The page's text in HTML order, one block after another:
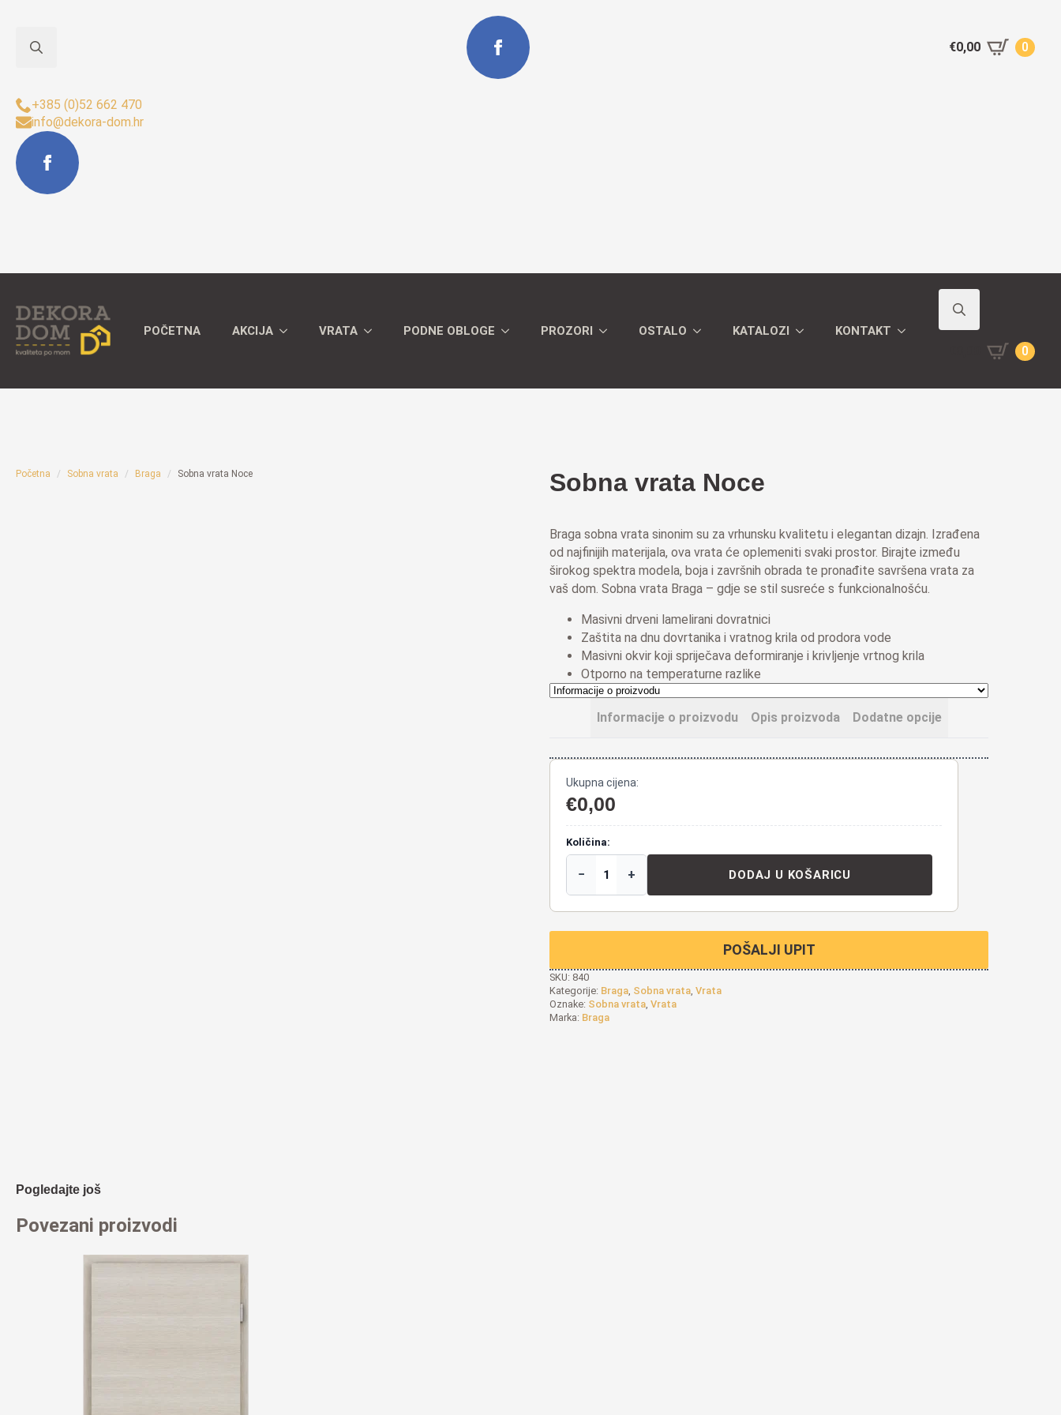
+385 (0)52 662 470
info@dekora-dom.hr
POČETNA AKCIJA VRATA PODNE OBLOGE PROZORI OSTALO KATALOZI KONTAKT
0
€0,00 0
Početna Sobna vrata Braga Sobna vrata Noce Sobna vrata Noce
Braga sobna vrata sinonim su za vrhunsku kvalitetu i elegantan dizajn. Izrađena
od najfinijih materijala, ova vrata će oplemeniti svaki prostor. Birajte između
širokog spektra modela, boja i završnih obrada te pronađite savršena vrata za
vaš dom. Sobna vrata Braga – gdje se stil susreće s funkcionalnošću.
Masivni drveni lamelirani dovratnici
Zaštita na dnu dovrtanika i vratnog krila od prodora vode
Masivni okvir koji spriječava deformiranje i krivljenje vrtnog krila
Otporno na temperaturne razlike
Informacije o proizvodu Opis proizvoda Dodatne opcije
Ukupna cijena:
€0,00
Količina:
− + DODAJ U KOŠARICU
POŠALJI UPIT
SKU: 840
Kategorije: Braga, Sobna vrata, Vrata
Oznake: Sobna vrata, Vrata
Marka: Braga
Pogledajte još
Povezani proizvodi